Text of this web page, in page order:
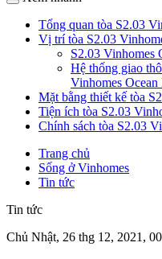
Tổng quan tòa S2.03
Vị trí tòa S2.03
S2.03 Vinhomes
Hệ thống giao
Vinhomes Ocean
Mặt bằng thiết kế tòa
Tiện ích tòa S2.03
Chính sách tòa S2.03
Trang chủ
Sống ở Vinhomes
Tin tức
Tin tức
Chủ Nhật, 26 thg 12, 2021,